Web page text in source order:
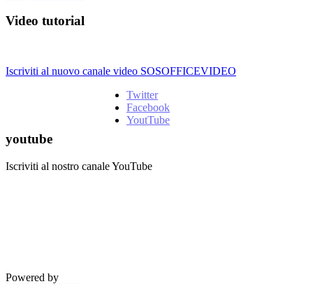
Video tutorial
Iscriviti al nuovo canale video SOSOFFICEVIDEO
Twitter
Facebook
YoutTube
youtube
Iscriviti al nostro canale YouTube
Powered by